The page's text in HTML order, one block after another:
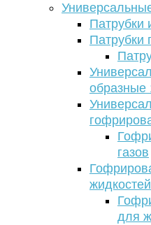
Патрубки
Патрубки
образные
газов
жидкостей
для